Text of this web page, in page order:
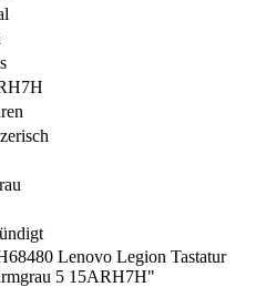
Lenovo Legion Tastatur
5 15ARH7H"